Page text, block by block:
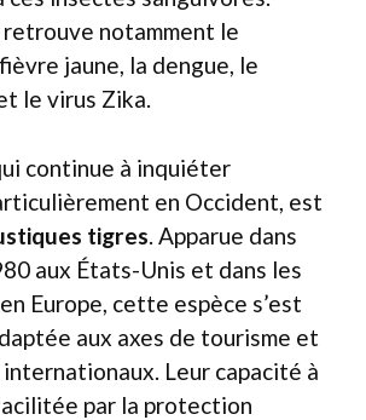
retrouve notamment le
jaune, la dengue, le
le virus Zika.
continue à inquiéter
en Occident, est
tigres . Apparue dans
aux États-Unis et dans les
Europe, cette espèce s’est
aux axes de tourisme et
internationaux. Leur capacité à
par la protection